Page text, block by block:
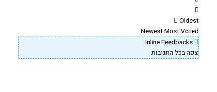
Oldest
Newest Most Voted
צפה בכל התגובות